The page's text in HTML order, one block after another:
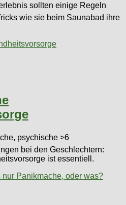
sollten einige Regeln
wie sie beim Saunabad ihre
psychische >6
bei den Geschlechtern:
ist essentiell.